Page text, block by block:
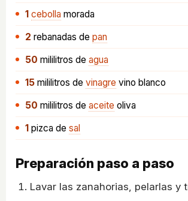
1 cebolla morada
2 rebanadas de pan
50 mililitros de agua
15 mililitros de vinagre vino blanco
50 mililitros de aceite oliva
1 pizca de sal
Preparación paso a paso
Lavar las zanahorias, pelarlas y